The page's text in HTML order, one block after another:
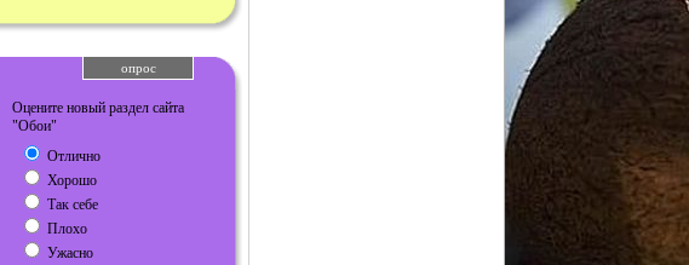
опрос
Оцените новый раздел сайта
"Обои"
Отлично
Хорошо
Так себе
Плохо
Ужасно